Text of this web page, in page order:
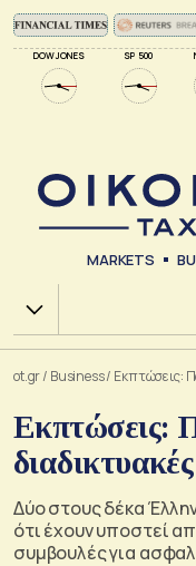
DOW JONES SP 500
MARKETS
Χ.Α.
ot.gr/ Business/ Εκπτώσεις:
Εκπτώσεις:
Δύο στους δέκα
ότι έχουν υποστεί
συμβουλές για